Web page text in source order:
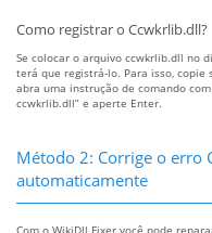
Como registrar o Ccwkrlib.dll?
Se colocar o arquivo ccwkrlib.dll no
terá que registrá-lo. Para isso, copie
abra uma instrução de comando
ccwkrlib.dll” e aperte Enter.
Método 2: Corrige o erro
automaticamente
Com o WikiDll Fixer você pode